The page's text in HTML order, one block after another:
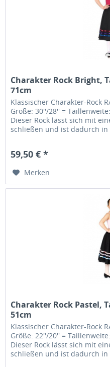
Charakter Rock Bright,
71cm
Klassischer Charakter-Rock
Größe: 30''/28'' =
Dieser Rock lässt sich mit
schließen und ist dadurch
59,50 € *
Merken
Charakter Rock Pastel,
51cm
Klassischer Charakter-Rock
Größe: 22''/20'' =
Dieser Rock lässt sich mit
schließen und ist dadurch